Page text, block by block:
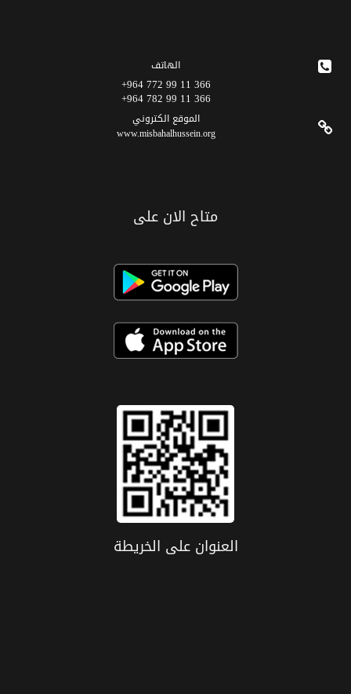
الهاتف
366 11 99 772 964+
366 11 99 782 964+
الموقع الکتروني
www.misbahalhussein.org
متاح الان على
العنوان علی الخریطة